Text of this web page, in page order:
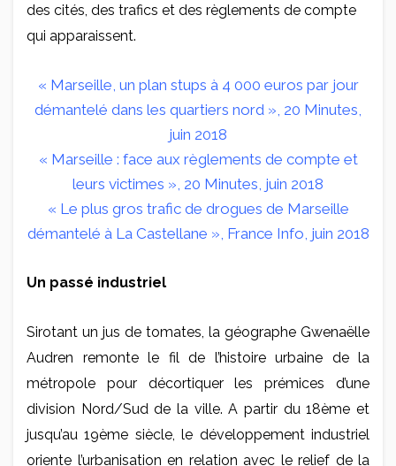
des cités, des trafics et des règlements de compte
qui apparaissent.
« Marseille, un plan stups à 4 000 euros par jour
démantelé dans les quartiers nord », 20 Minutes,
juin 2018
« Marseille : face aux règlements de compte et
leurs victimes », 20 Minutes, juin 2018
« Le plus gros trafic de drogues de Marseille
démantelé à La Castellane », France Info, juin 2018
Un passé industriel
Sirotant un jus de tomates, la géographe Gwenaëlle
Audren remonte le fil de l’histoire urbaine de la
métropole pour décortiquer les prémices d’une
division Nord/Sud de la ville. A partir du 18ème et
jusqu’au 19ème siècle, le développement industriel
oriente l’urbanisation en relation avec le relief de la